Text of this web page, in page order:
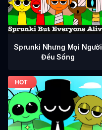
Sprunki Nhưng Mọi Người
Đều Sống